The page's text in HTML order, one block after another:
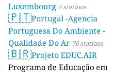
Luxembourg 5 stations
🇵🇹Portugal -Agencia
Portuguesa Do Ambiente -
Qualidade Do Ar 70 stations
🇧🇷Projeto EDUC.AIR
Programa de Educação em